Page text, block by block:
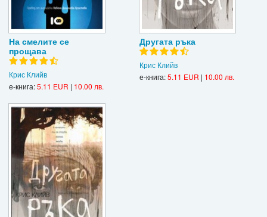
Вход
Регистрация
На смелите се
прощава
Крис Клийв
е-книга:5.11 EUR | 10.00 лв.
Другата ръка
Крис Клийв
е-книга:5.11 EUR | 10.00 лв.